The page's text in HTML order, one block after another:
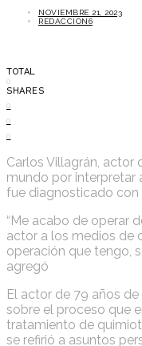
NOVIEMBRE 21, 2023
REDACCION6
TOTAL
0
SHARES
0
0
0
Carlos Villagrán,
mundo por interpretar
fue diagnosticado con
“Me acabo de operar
actor a los medios de
operación que tengo,
agregó
El actor de 79 años
sobre el proceso que
tratamiento de
se refirió a asuntos